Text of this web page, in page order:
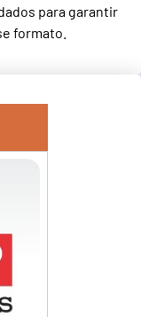
para garantir
formato.